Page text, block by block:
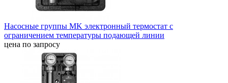
Насосные группы MK электронный термостат с
ограничением температуры подающей линии
цена по запросу